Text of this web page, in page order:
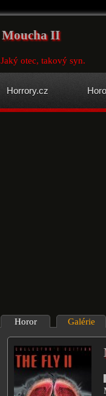
Moucha II
Jaký otec, takový syn.
Horrory.cz
Horor Galérie